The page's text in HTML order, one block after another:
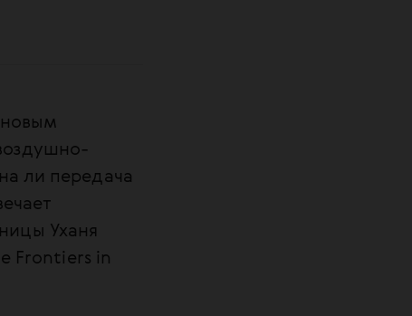
новым
ли передача
Уханя
Frontiers in